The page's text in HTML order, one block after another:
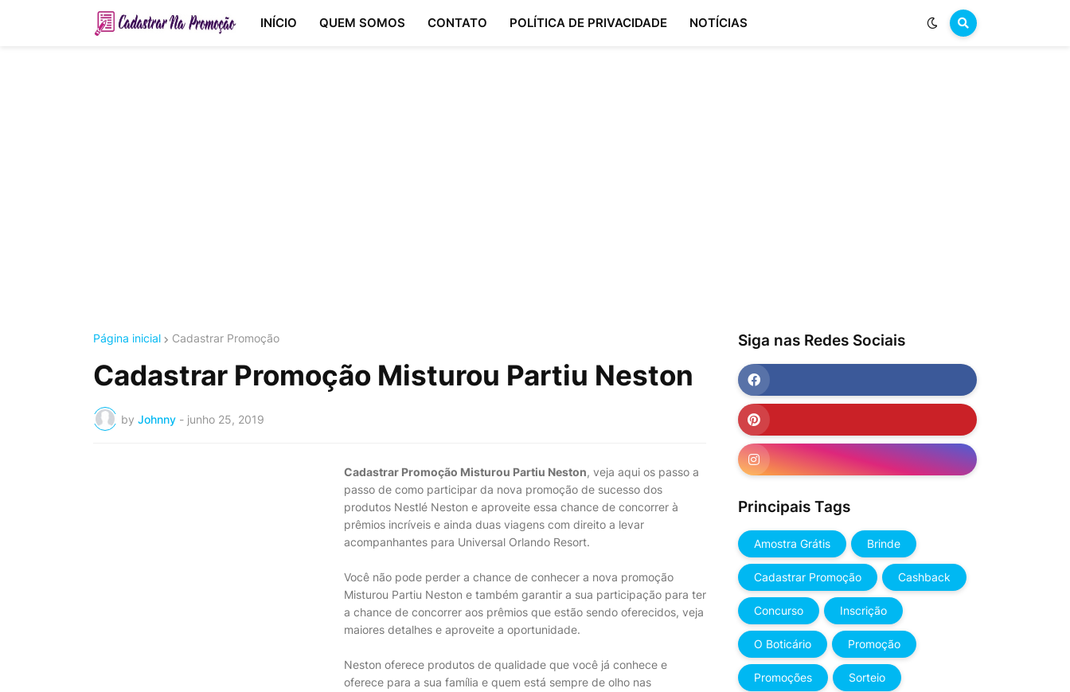
INÍCIO QUEM SOMOS CONTATO POLÍTICA DE PRIVACIDADE NOTÍCIAS
Página inicial Cadastrar Promoção
Cadastrar Promoção Misturou Partiu Neston
by Johnny - junho 25, 2019
Cadastrar Promoção Misturou Partiu Neston, veja aqui os passo a
passo de como participar da nova promoção de sucesso dos
produtos Nestlé Neston e aproveite essa chance de concorrer à
prêmios incríveis e ainda duas viagens com direito a levar
acompanhantes para Universal Orlando Resort.
Você não pode perder a chance de conhecer a nova promoção
Misturou Partiu Neston e também garantir a sua participação para ter
a chance de concorrer aos prêmios que estão sendo oferecidos, veja
maiores detalhes e aproveite a oportunidade.
Neston oferece produtos de qualidade que você já conhece e
oferece para a sua família e quem está sempre de olho nas
Siga nas Redes Sociais
Principais Tags
Amostra Grátis Brinde
Cadastrar Promoção Cashback
Concurso Inscrição
O Boticário Promoção
Promoções Sorteio